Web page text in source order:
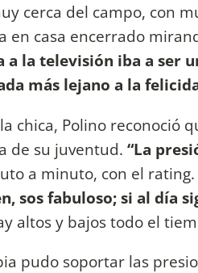
cerca del campo, con
en casa encerrado
a la televisión iba a ser
más lejano a la
chica, Polino reconoció
de su juventud. “La
a minuto, con el rating.
sos fabuloso; si al día
altos y bajos todo el
pudo soportar las